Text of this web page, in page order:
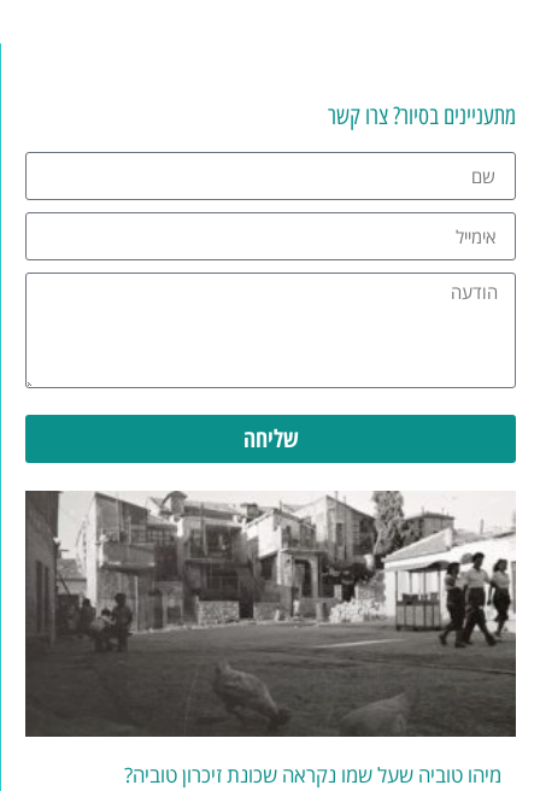
מתעניינים בסיור? צרו קשר
שליחה
מיהו טוביה שעל שמו נקראה שכונת זיכרון טוביה?